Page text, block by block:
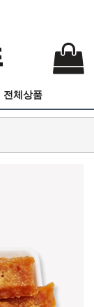
전체상품